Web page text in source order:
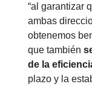
“al garantizar
ambas
obtenemos
que también
de la
plazo y la